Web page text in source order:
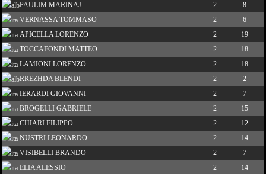
PAULIM MARINAJ
2
8
VERNASSA TOMMASO
2
6
APICELLA LORENZO
2
19
TOCCAFONDI MATTEO
2
18
LAMIONI LORENZO
2
18
RREZHDA BLENDI
2
2
IERARDI GIOVANNI
2
7
BROGELLI GABRIELE
2
15
CHIARI FILIPPO
2
12
NUSTRI LEONARDO
2
14
VISIBELLI BRANDO
2
7
ELIA ALESSIO
2
14